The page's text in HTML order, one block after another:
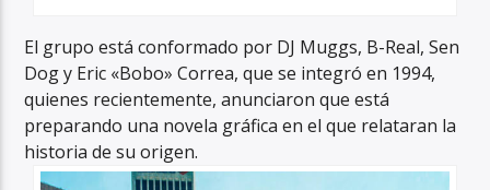
El grupo está conformado por DJ Muggs, B-Real, Sen
Dog y Eric «Bobo» Correa, que se integró en 1994,
quienes recientemente, anunciaron que está
preparando una novela gráfica en el que relataran la
historia de su origen.